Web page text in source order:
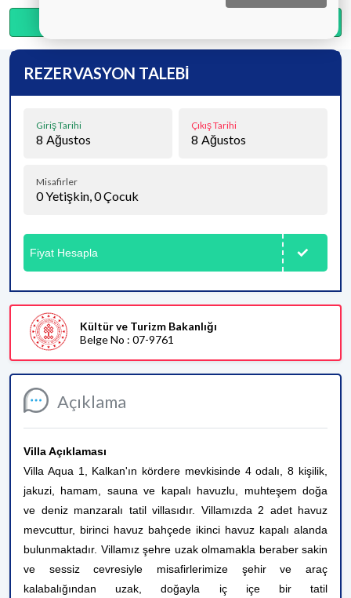
Açıklama
Villa Açıklaması
Villa Aqua 1, Kalkan'ın kördere mevkisinde 4 odalı, 8 kişilik,
jakuzi, hamam, sauna ve kapalı havuzlu, muhteşem doğa
ve deniz manzaralı tatil villasıdır. Villamızda 2 adet havuz
mevcuttur, birinci havuz bahçede ikinci havuz kapalı alanda
bulunmaktadır. Villamız şehre uzak olmamakla beraber sakin
ve sessiz cevresiyle misafirlerimize şehir ve araç
kalabalığından uzak, doğayla iç içe bir tatil
REZERVASYON TALEBİ
Giriş Tarihi
8 Ağustos
Çıkış Tarihi
8 Ağustos
Misafirler
0Yetişkin,0Çocuk
Fiyat Hesapla
Kültür ve Turizm Bakanlığı
Belge No : 07-9761